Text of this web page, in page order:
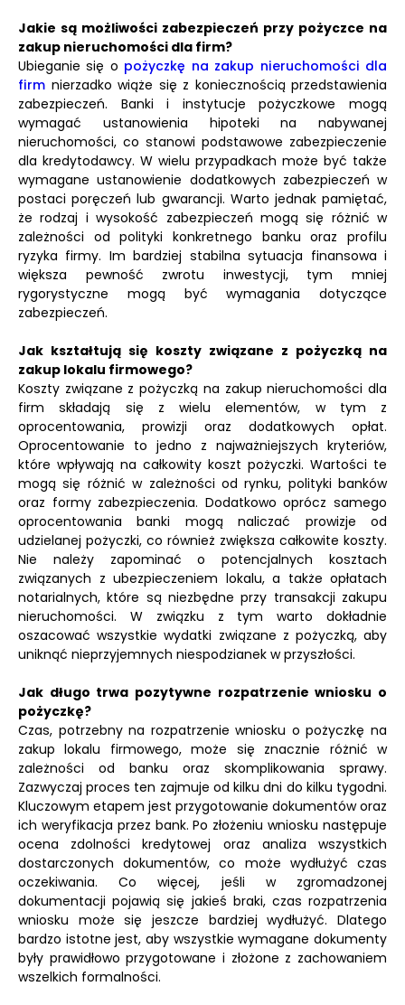
Jakie są możliwości zabezpieczeń przy pożyczce na
zakup nieruchomości dla firm?
Ubieganie się o pożyczkę na zakup nieruchomości dla
firm nierzadko wiąże się z koniecznością przedstawienia
zabezpieczeń. Banki i instytucje pożyczkowe mogą
wymagać ustanowienia hipoteki na nabywanej
nieruchomości, co stanowi podstawowe zabezpieczenie
dla kredytodawcy. W wielu przypadkach może być także
wymagane ustanowienie dodatkowych zabezpieczeń w
postaci poręczeń lub gwarancji. Warto jednak pamiętać,
że rodzaj i wysokość zabezpieczeń mogą się różnić w
zależności od polityki konkretnego banku oraz profilu
ryzyka firmy. Im bardziej stabilna sytuacja finansowa i
większa pewność zwrotu inwestycji, tym mniej
rygorystyczne mogą być wymagania dotyczące
zabezpieczeń.
Jak kształtują się koszty związane z pożyczką na
zakup lokalu firmowego?
Koszty związane z pożyczką na zakup nieruchomości dla
firm składają się z wielu elementów, w tym z
oprocentowania, prowizji oraz dodatkowych opłat.
Oprocentowanie to jedno z najważniejszych kryteriów,
które wpływają na całkowity koszt pożyczki. Wartości te
mogą się różnić w zależności od rynku, polityki banków
oraz formy zabezpieczenia. Dodatkowo oprócz samego
oprocentowania banki mogą naliczać prowizje od
udzielanej pożyczki, co również zwiększa całkowite koszty.
Nie należy zapominać o potencjalnych kosztach
związanych z ubezpieczeniem lokalu, a także opłatach
notarialnych, które są niezbędne przy transakcji zakupu
nieruchomości. W związku z tym warto dokładnie
oszacować wszystkie wydatki związane z pożyczką, aby
uniknąć nieprzyjemnych niespodzianek w przyszłości.
Jak długo trwa pozytywne rozpatrzenie wniosku o
pożyczkę?
Czas, potrzebny na rozpatrzenie wniosku o pożyczkę na
zakup lokalu firmowego, może się znacznie różnić w
zależności od banku oraz skomplikowania sprawy.
Zazwyczaj proces ten zajmuje od kilku dni do kilku tygodni.
Kluczowym etapem jest przygotowanie dokumentów oraz
ich weryfikacja przez bank. Po złożeniu wniosku następuje
ocena zdolności kredytowej oraz analiza wszystkich
dostarczonych dokumentów, co może wydłużyć czas
oczekiwania. Co więcej, jeśli w zgromadzonej
dokumentacji pojawią się jakieś braki, czas rozpatrzenia
wniosku może się jeszcze bardziej wydłużyć. Dlatego
bardzo istotne jest, aby wszystkie wymagane dokumenty
były prawidłowo przygotowane i złożone z zachowaniem
wszelkich formalności.